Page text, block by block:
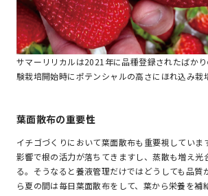
サマーリリカルは2021年に品種登録されたばか
験栽培開始時にポテンシャルの高さにほれ込み栽
葉面散布の重要性
イチゴづくりにおいて葉面散布も重要視していま
影響で根の活力が落ちてきますし、蒸散も増え光
る。そうなると養液管理だけではどうしても品質
ら夏の間は毎日葉面散布をして、葉から栄養を補